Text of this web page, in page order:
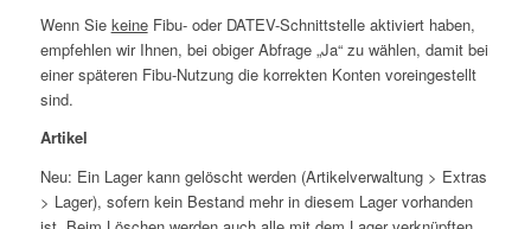
Wenn Sie keineFibu- oder DATEV-Schnittstelle aktiviert haben,
empfehlen wir Ihnen, bei obiger Abfrage „Ja“ zu wählen, damit bei
einer späteren Fibu-Nutzung die korrekten Konten voreingestellt
sind.
Artikel
Neu: Ein Lager kann gelöscht werden (Artikelverwaltung > Extras
> Lager), sofern kein Bestand mehr in diesem Lager vorhanden